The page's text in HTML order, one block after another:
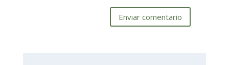
Enviar comentario